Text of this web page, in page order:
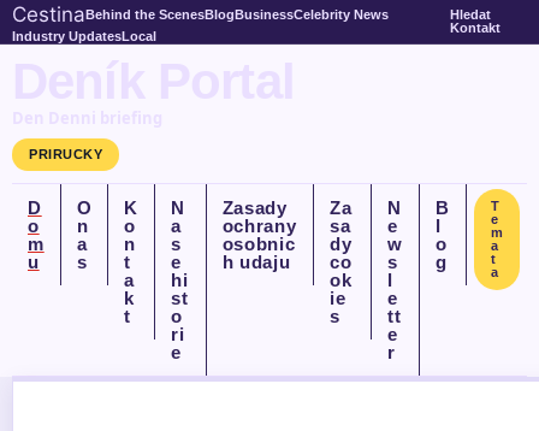
CestinaBehind the ScenesBlogBusinessCelebrity News
Industry UpdatesLocal
Hledat
Kontakt
Deník Portal
Den Denni briefing
PRIRUCKY
D
o
m
u
O
n
a
s
K
o
n
t
a
k
t
N
a
s
e
hi
st
o
ri
e
Zasady
ochrany
osobnic
h udaju
Za
sa
dy
co
ok
ie
s
N
e
w
s
l
e
tt
e
r
B
l
o
g
T
e
m
a
t
a